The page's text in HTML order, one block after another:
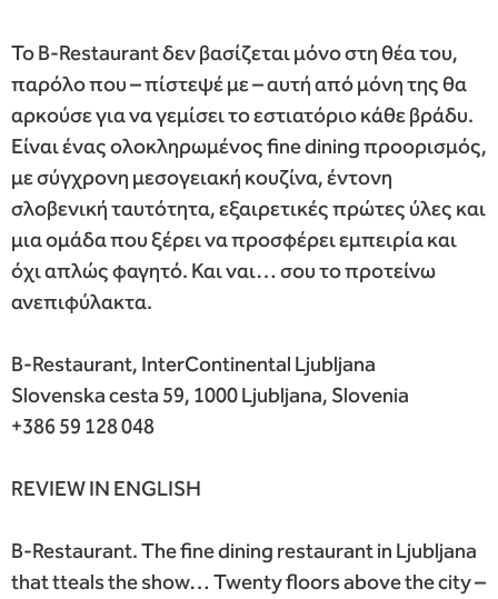
Το B-Restaurant δεν βασίζεται μόνο στη θέα του,
παρόλο που – πίστεψέ με – αυτή από μόνη της θα
αρκούσε για να γεμίσει το εστιατόριο κάθε βράδυ.
Είναι ένας ολοκληρωμένος fine dining προορισμός,
με σύγχρονη μεσογειακή κουζίνα, έντονη
σλοβενική ταυτότητα, εξαιρετικές πρώτες ύλες και
μια ομάδα που ξέρει να προσφέρει εμπειρία και
όχι απλώς φαγητό. Και ναι… σου το προτείνω
ανεπιφύλακτα.
B-Restaurant, InterContinental Ljubljana
Slovenska cesta 59, 1000 Ljubljana, Slovenia
+386 59 128 048
REVIEW IN ENGLISH
B-Restaurant. The fine dining restaurant in Ljubljana
that tteals the show… Twenty floors above the city –